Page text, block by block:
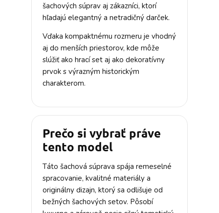
šachových súprav aj zákazníci, ktorí
hľadajú elegantný a netradičný darček.
Vďaka kompaktnému rozmeru je vhodný
aj do menších priestorov, kde môže
slúžiť ako hrací set aj ako dekoratívny
prvok s výrazným historickým
charakterom.
Prečo si vybrať práve
tento model
Táto šachová súprava spája remeselné
spracovanie, kvalitné materiály a
originálny dizajn, ktorý sa odlišuje od
bežných šachových setov. Pôsobí